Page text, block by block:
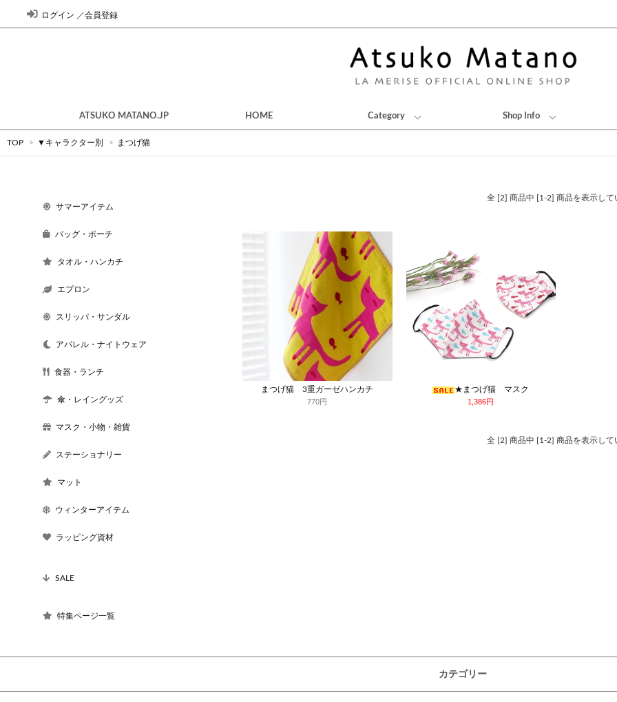
ログイン ／会員登録
ATSUKO MATANO.JP HOME Category Shop Info
TOP > ▼キャラクター別 > まつげ猫
サマーアイテム
バッグ・ポーチ
タオル・ハンカチ
エプロン
スリッパ・サンダル
アパレル・ナイトウェア
食器・ランチ
傘・レイングッズ
マスク・小物・雑貨
ステーショナリー
マット
ウィンターアイテム
ラッピング資材
SALE
特集ページ一覧
全 [2] 商品中 [1-2] 商品を表示して
まつげ猫 3重ガーゼハンカチ
770円
★まつげ猫 マスク
1,386円
全 [2] 商品中 [1-2] 商品を表示して
カテゴリー